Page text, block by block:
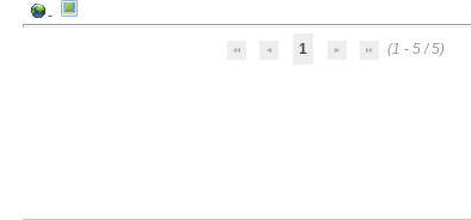
1 (1 - 5 / 5)